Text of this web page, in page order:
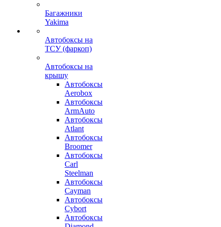
Багажники
Yakima
Автобоксы на
ТСУ (фаркоп)
Автобоксы на
крышу
Автобоксы
Aerobox
Автобоксы
ArmAuto
Автобоксы
Atlant
Автобоксы
Broomer
Автобоксы
Carl
Steelman
Автобоксы
Cayman
Автобоксы
Cybort
Автобоксы